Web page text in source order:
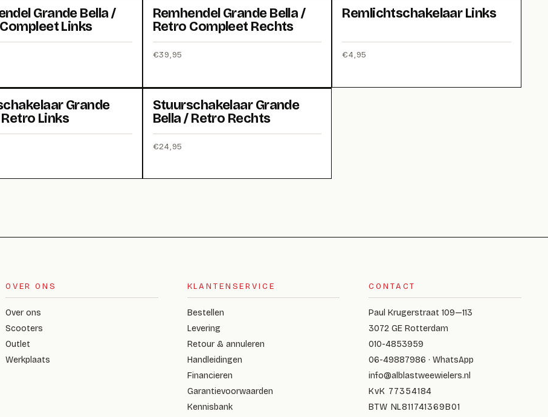
Grande Bella /
Links
Remhendel Grande Bella /
Retro Compleet Rechts
€39,95
Remlichtschakelaar Links
€4,95
Grande
Links
Stuurschakelaar Grande
Bella / Retro Rechts
€24,95
OVER ONS
Over ons
Scooters
Outlet
Werkplaats
KLANTENSERVICE
Bestellen
Levering
Retour & annuleren
Handleidingen
Financieren
Garantievoorwaarden
Kennisbank
CONTACT
Paul Krugerstraat 109—113
3072 GE Rotterdam
010-4853959
06-49887986 · WhatsApp
info@alblastweewielers.nl
KvK 77354184
BTW NL811741369B01